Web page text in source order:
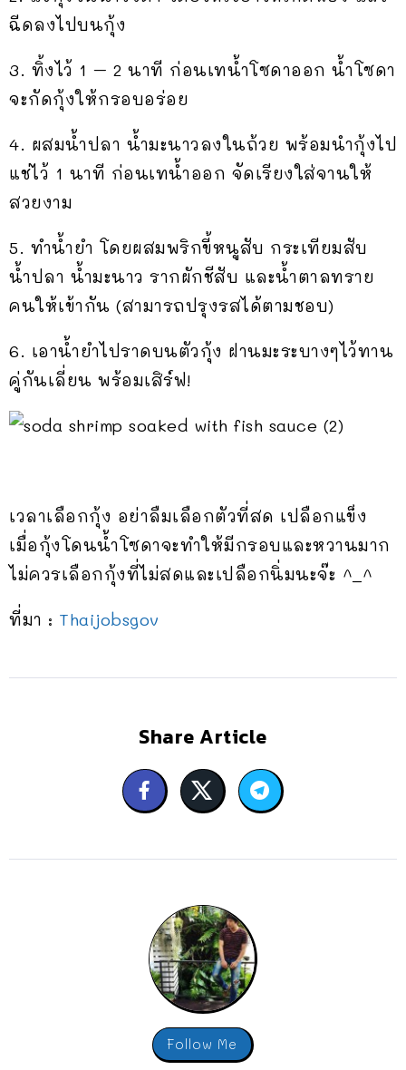
ฉีดลงไปบนกุ้ง
3. ทิ้งไว้ 1 – 2 นาที ก่อนเทน้ำโซดาออก น้ำโซดา
จะกัดกุ้งให้กรอบอร่อย
4. ผสมน้ำปลา น้ำมะนาวลงในถ้วย พร้อมนำกุ้งไป
แช่ไว้ 1 นาที ก่อนเทน้ำออก จัดเรียงใส่จานให้
สวยงาม
5. ทำน้ำยำ โดยผสมพริกขี้หนูสับ กระเทียมสับ
น้ำปลา น้ำมะนาว รากผักชีสับ และน้ำตาลทราย
คนให้เข้ากัน (สามารถปรุงรสได้ตามชอบ)
6. เอาน้ำยำไปราดบนตัวกุ้ง ฝานมะระบางๆไว้ทาน
คู่กันเลี่ยน พร้อมเสิร์ฟ!
เวลาเลือกกุ้ง อย่าลืมเลือกตัวที่สด เปลือกแข็ง
เมื่อกุ้งโดนน้ำโซดาจะทำให้มีกรอบและหวานมาก
ไม่ควรเลือกกุ้งที่ไม่สดและเปลือกนิ่มนะจ๊ะ ^_^
ที่มา : Thaijobsgov
Share Article
Follow Me